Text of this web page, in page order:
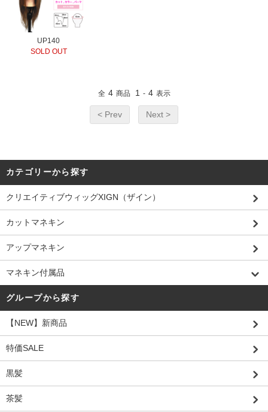
UP140
SOLD OUT
全 4 商品 1 - 4 表示
< Prev Next >
カテゴリーから探す
クリエイティブウィッグXIGN（ザイン）
カットマネキン
アップマネキン
マネキン付属品
グループから探す
【NEW】新商品
特価SALE
黒髪
茶髪